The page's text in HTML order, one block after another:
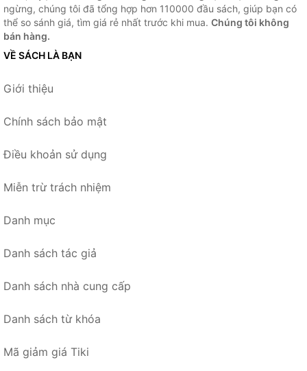
ngừng, chúng tôi đã tổng hợp hơn 110000 đầu sách, giúp bạn có
thể so sánh giá, tìm giá rẻ nhất trước khi mua. Chúng tôi không
bán hàng.
VỀ SÁCH LÀ BẠN
Giới thiệu
Chính sách bảo mật
Điều khoản sử dụng
Miễn trừ trách nhiệm
Danh mục
Danh sách tác giả
Danh sách nhà cung cấp
Danh sách từ khóa
Mã giảm giá Tiki